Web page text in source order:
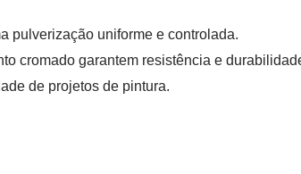
pulverização uniforme e controlada.
cromado garantem resistência e
de projetos de pintura.